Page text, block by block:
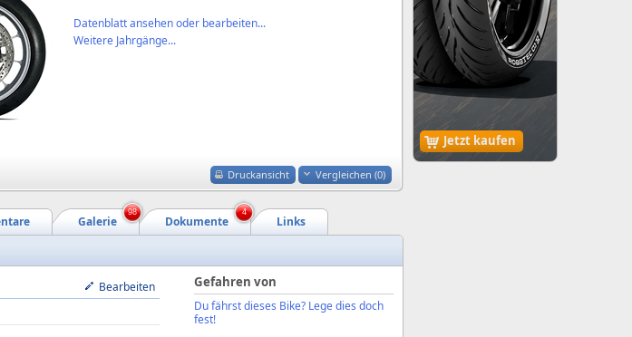
Jetzt kaufen
Datenblatt ansehen oder bearbeiten...
Weitere Jahrgänge...
Druckansicht Vergleichen (0)
Links
Dokumente
Galerie
98 4
Bearbeiten Gefahren von
Du fährst dieses Bike? Lege dies doch
fest!